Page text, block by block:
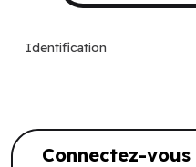
Identification
Connectez-vous